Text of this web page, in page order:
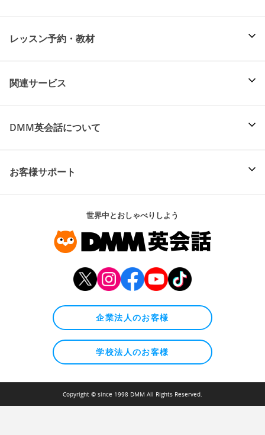
レッスン予約・教材
関連サービス
DMM英会話について
お客様サポート
世界中とおしゃべりしよう
企業法人のお客様
学校法人のお客様
Copyright © since 1998 DMM All Rights Reserved.